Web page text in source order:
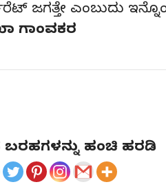
ಜಗತ್ತೇ ಎಂಬುದು
ಗಾಂವಕರ
ಬರಹಗಳನ್ನು ಹಂಚಿ ಹರಡಿ